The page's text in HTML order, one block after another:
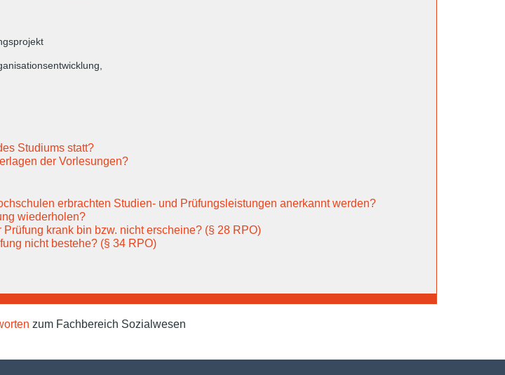
Studiums statt?
der Vorlesungen?
erbrachten Studien- und Prüfungsleistungen anerkannt werden?
wiederholen?
krank bin bzw. nicht erscheine? (§ 28 RPO)
nicht bestehe? (§ 34 RPO)
zum Fachbereich Sozialwesen